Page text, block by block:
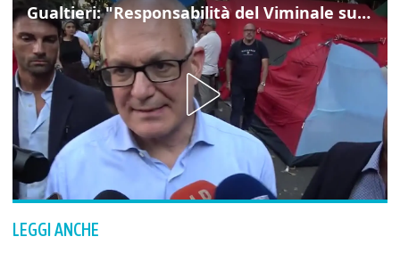
Gualtieri: "Responsabilità del Viminale su Spin Time? La posizione dei partiti è nota"
LEGGI ANCHE